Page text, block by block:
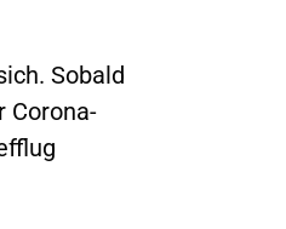
Sobald
Corona-